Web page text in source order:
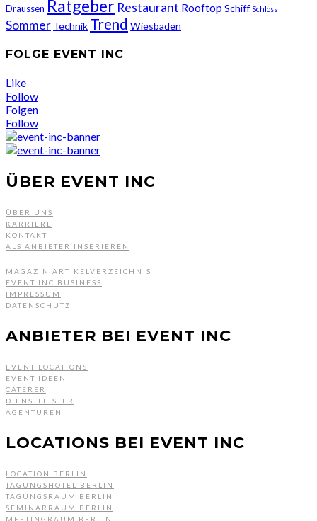
Draussen Ratgeber Restaurant Rooftop Schiff Schloss
Sommer Technik Trend Wiesbaden
FOLGE EVENT INC
Like
Follow
Folgen
Follow
ÜBER EVENT INC
ÜBER UNS
KARRIERE
KONTAKT
ALS ANBIETER INSERIEREN
MAGAZIN ARTIKELVERZEICHNIS
EVENT INC BUSINESS
IMPRESSUM
DATENSCHUTZ
ANBIETER BEI EVENT INC
EVENT LOCATIONS
EVENT IDEEN
CATERER
DIENSTLEISTER
AGENTUREN
LOCATIONS BEI EVENT INC
LOCATION BERLIN
TAGUNGSHOTEL BERLIN
TAGUNGSRAUM BERLIN
SEMINARRAUM BERLIN
MEETINGRAUM BERLIN